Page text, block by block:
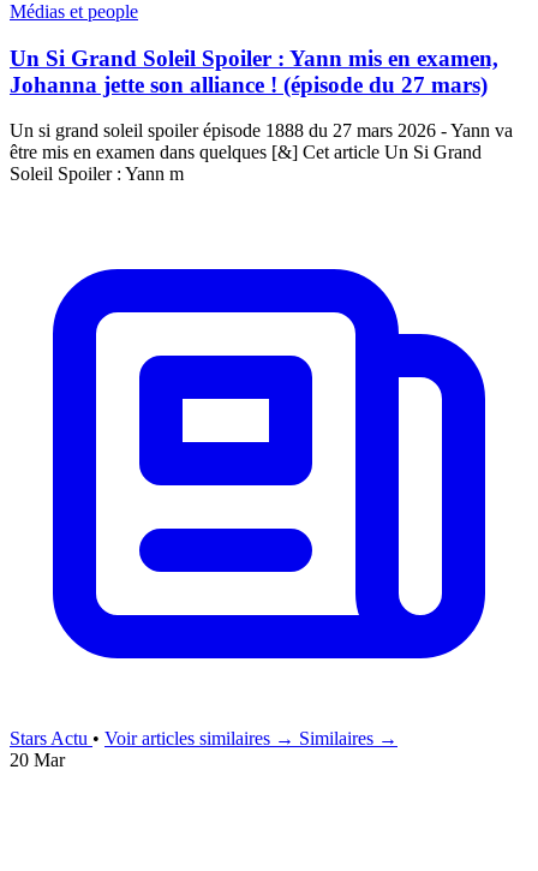
Médias et people
Un Si Grand Soleil Spoiler : Yann mis en examen,
Johanna jette son alliance ! (épisode du 27 mars)
Un si grand soleil spoiler épisode 1888 du 27 mars 2026 - Yann va
être mis en examen dans quelques [&] Cet article Un Si Grand
Soleil Spoiler : Yann m
Stars Actu • Voir articles similaires → Similaires →
20 Mar